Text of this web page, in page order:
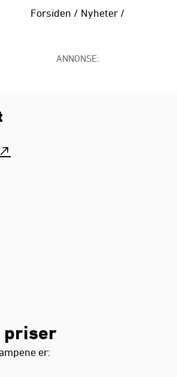
Forsiden / Nyheter /
ANNONSE:
priser
er: